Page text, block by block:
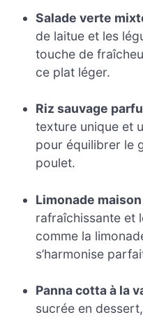
Salade verte
de laitue et les
touche de
ce plat léger.
Riz sauvage
texture unique et
pour équilibrer le
poulet.
Limonade maison
rafraîchissante et
comme la
s’harmonise
Panna cotta à la
sucrée en